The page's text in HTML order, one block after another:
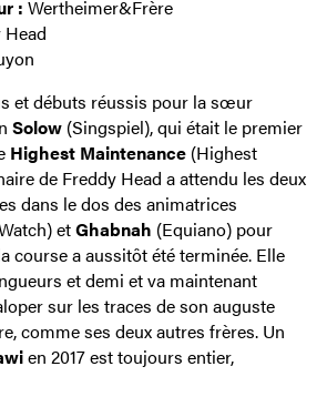
: Wertheimer&Frère
Head
et débuts réussis pour la sœur
Solow (Singspiel), qui était le premier
Highest Maintenance (Highest
de Freddy Head a attendu les deux
dans le dos des animatrices
etGhabnah (Equiano) pour
course a aussitôt été terminée. Elle
et demi et va maintenant
sur les traces de son auguste
comme ses deux autres frères. Un
en 2017 est toujours entier,